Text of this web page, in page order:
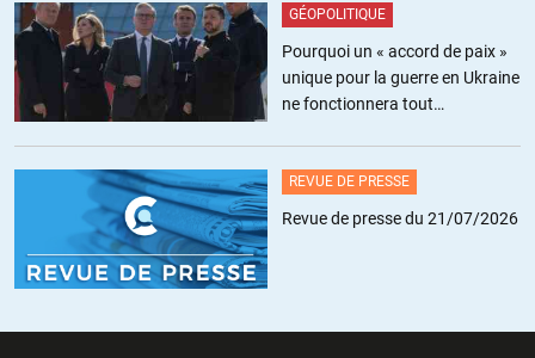
GÉOPOLITIQUE
Pourquoi un « accord de paix »
unique pour la guerre en Ukraine
ne fonctionnera tout
REVUE DE PRESSE
Revue de presse du 21/07/2026